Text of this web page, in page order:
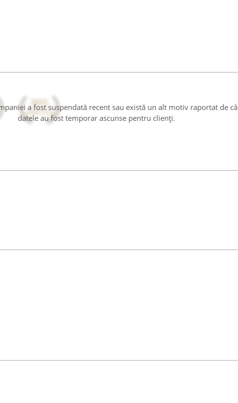
a fost suspendată recent sau există un alt motiv raportat de
datele au fost temporar ascunse pentru clienți.